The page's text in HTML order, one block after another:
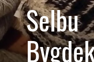
Selbu